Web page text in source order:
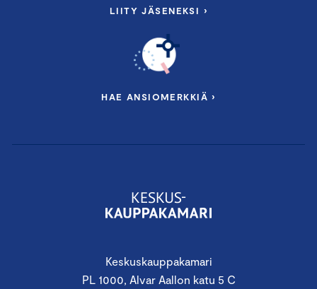
Keskuskauppakamari
PL 1000, Alvar Aallon katu 5 C
LIITY JÄSENEKSI ›
HAE ANSIOMERKKIÄ ›